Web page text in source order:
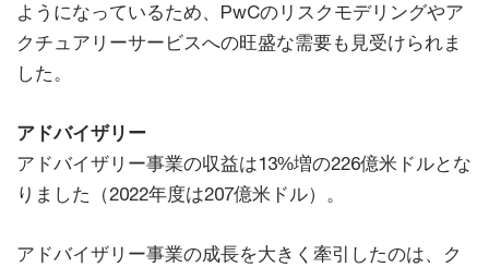
ようになっているため、PwCのリスクモデリングやア
クチュアリーサービスへの旺盛な需要も見受けられま
した。
アドバイザリー
アドバイザリー事業の収益は13%増の226億米ドルとな
りました（2022年度は207億米ドル）。
アドバイザリー事業の成長を大きく牽引したのは、ク